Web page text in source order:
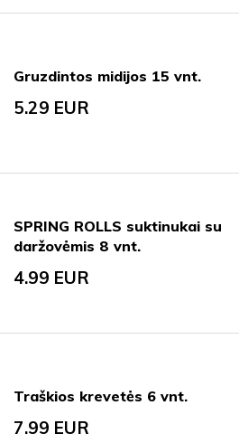
Gruzdintos midijos 15 vnt.
5.29 EUR
SPRING ROLLS suktinukai su
daržovėmis 8 vnt.
4.99 EUR
Traškios krevetės 6 vnt.
7.99 EUR